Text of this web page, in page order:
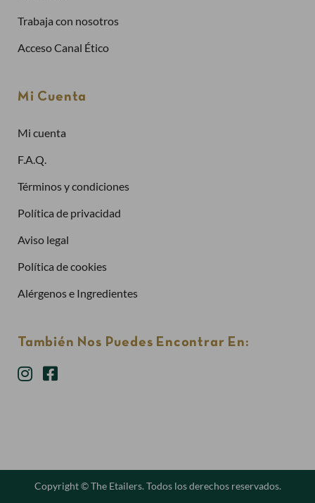
Trabaja con nosotros
Acceso Canal Ético
Mi Cuenta
Mi cuenta
F.A.Q.
Términos y condiciones
Política de privacidad
Aviso legal
Política de cookies
Alérgenos e Ingredientes
También Nos Puedes Encontrar En:
Copyright © The Etailers. Todos los derechos reservados.
Ya tengo cuenta
¿Has olvidado la contraseña?